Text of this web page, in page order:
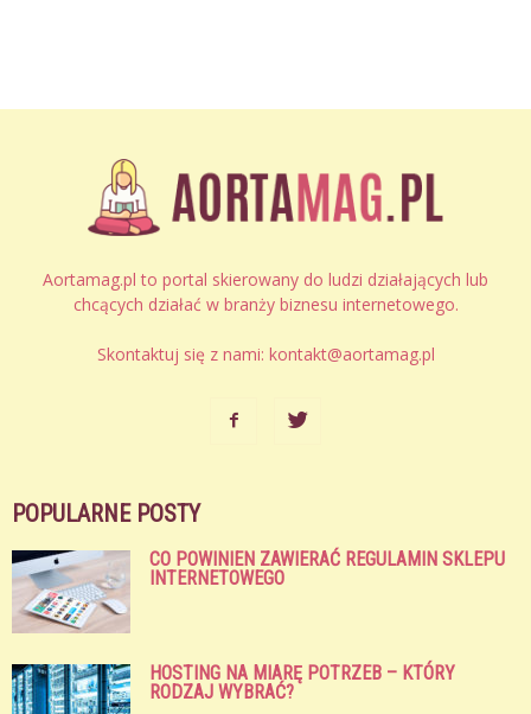
Aortamag.pl to portal skierowany do ludzi działających lub
chcących działać w branży biznesu internetowego.
Skontaktuj się z nami: kontakt@aortamag.pl
POPULARNE POSTY
CO POWINIEN ZAWIERAĆ REGULAMIN SKLEPU
INTERNETOWEGO
HOSTING NA MIARĘ POTRZEB – KTÓRY
RODZAJ WYBRAĆ?